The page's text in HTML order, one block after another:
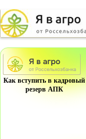
Как вступить в кадровый
резерв АПК